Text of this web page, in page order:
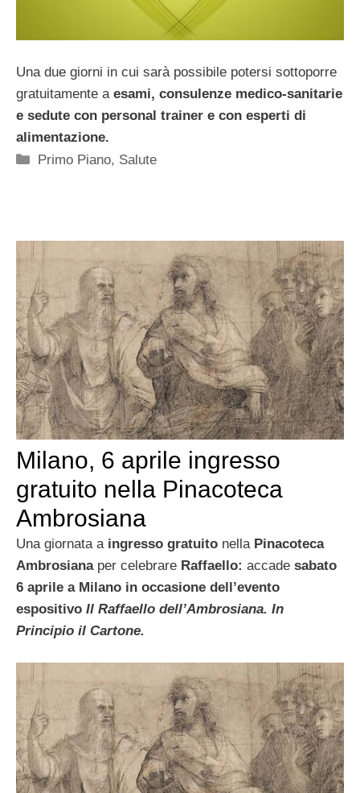
Una due giorni in cui sarà possibile potersi sottoporre
gratuitamente a esami, consulenze medico-sanitarie
e sedute con personal trainer e con esperti di
alimentazione.
Categorie
Primo Piano, Salute
Milano, 6 aprile ingresso
gratuito nella Pinacoteca
Ambrosiana
Una giornata a ingresso gratuito nellaPinacoteca
Ambrosiana per celebrare Raffaello: accade sabato
6 aprile a Milano in occasione dell’evento
espositivo Il Raffaello dell’Ambrosiana. In
Principio il Cartone.